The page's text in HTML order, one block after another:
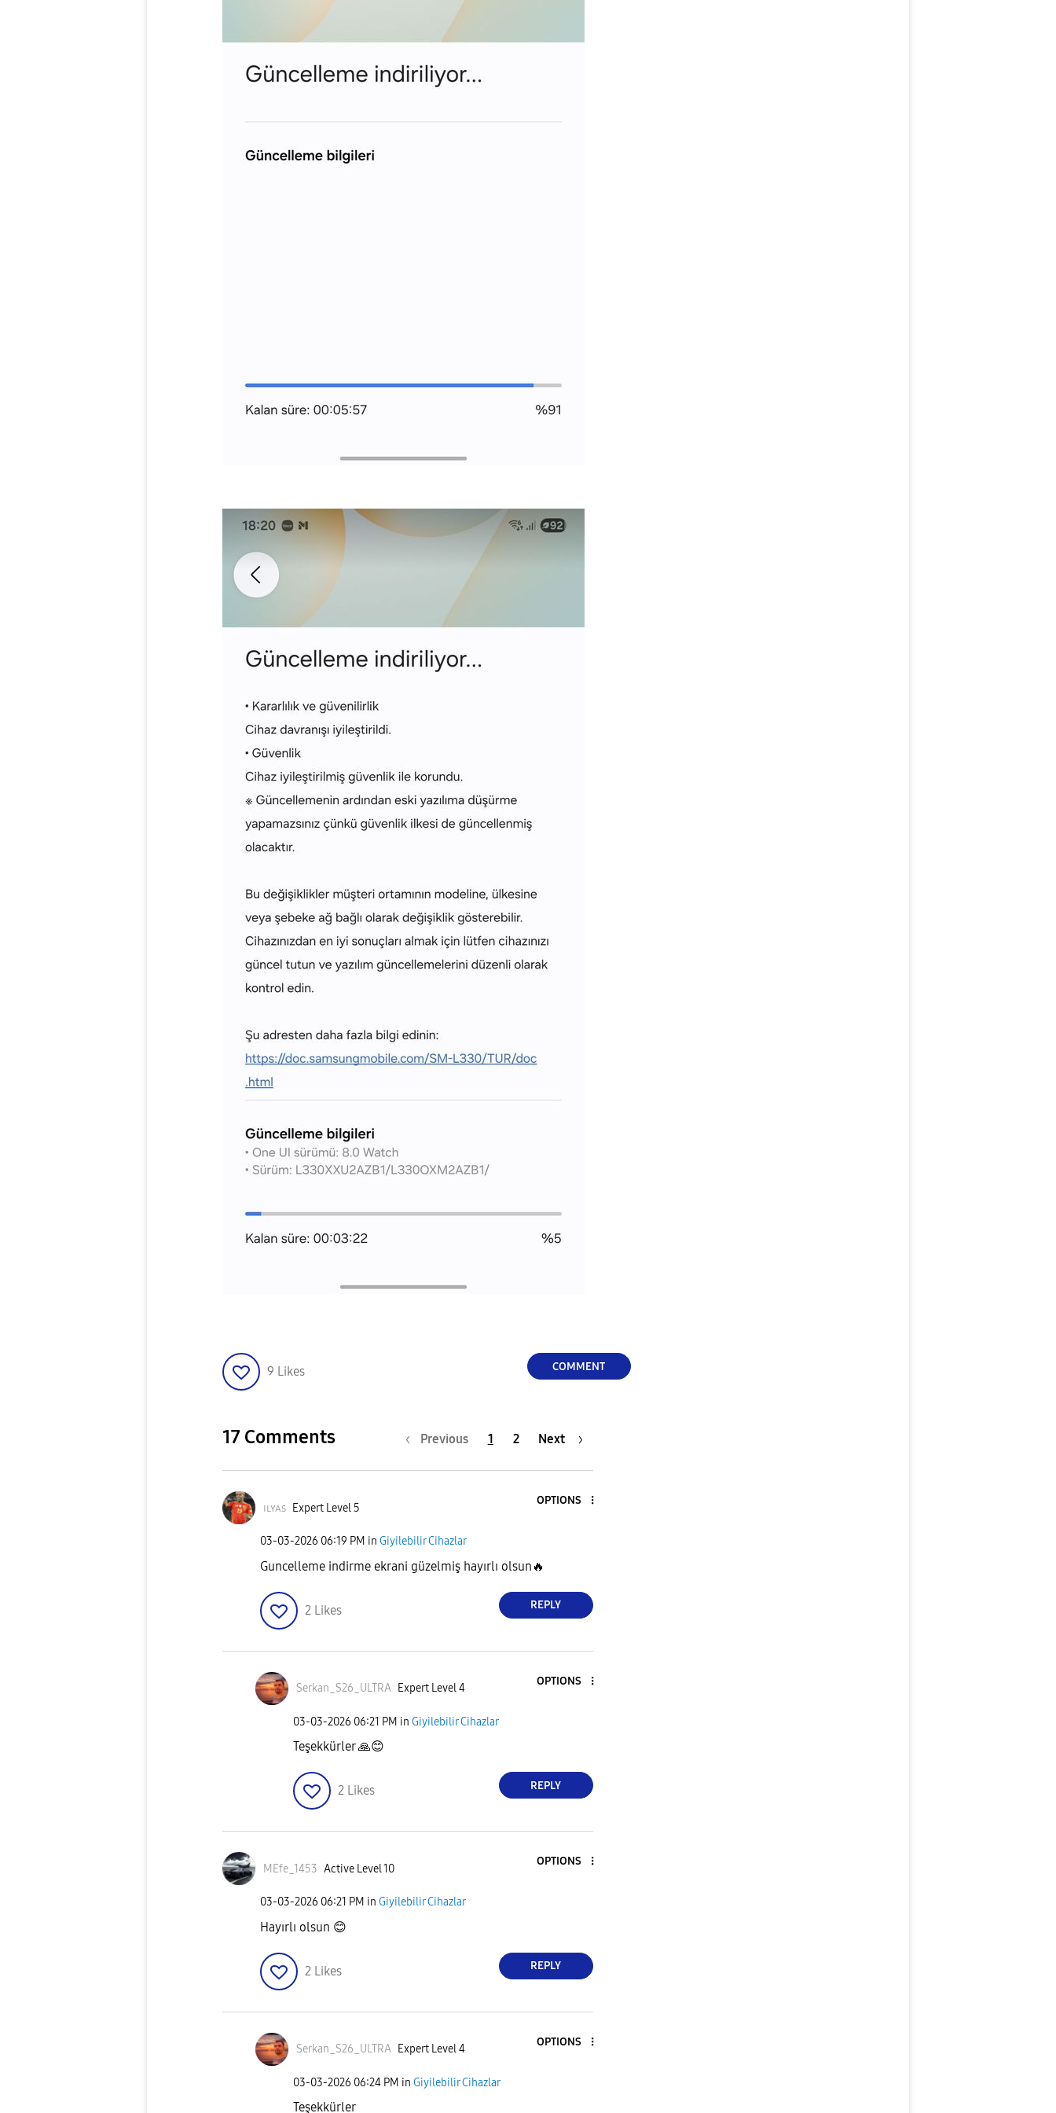
9 Likes COMMENT
17 Comments Previous 1 2 Next
ɪʟʏᴀs Expert Level 5
OPTIONS
‎03-03-2026 06:19 PM in Giyilebilir Cihazlar
Guncelleme indirme ekrani güzelmiş hayırlı olsun 🔥
2 Likes REPLY
Serkan_S26_ULTRA Expert Level 4
OPTIONS
‎03-03-2026 06:21 PM in Giyilebilir Cihazlar
Teşekkürler🙏😊
2 Likes REPLY
MEfe_1453 Active Level 10
OPTIONS
‎03-03-2026 06:21 PM in Giyilebilir Cihazlar
Hayırlı olsun 😊
2 Likes REPLY
Serkan_S26_ULTRA Expert Level 4
OPTIONS
‎03-03-2026 06:24 PM in Giyilebilir Cihazlar
Teşekkürler